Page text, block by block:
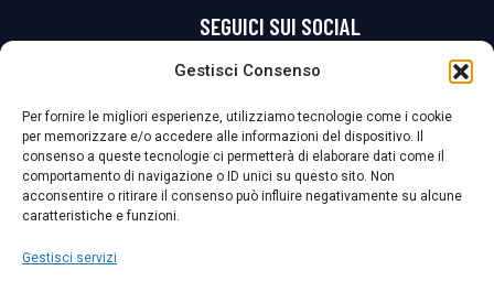
Gestisci Consenso
Per fornire le migliori esperienze, utilizziamo tecnologie come i cookie
per memorizzare e/o accedere alle informazioni del dispositivo. Il
consenso a queste tecnologie ci permetterà di elaborare dati come il
comportamento di navigazione o ID unici su questo sito. Non
acconsentire o ritirare il consenso può influire negativamente su alcune
caratteristiche e funzioni.
Gestisci servizi
SEGUICI SUI SOCIAL
La Società ha nominato il Responsabile della Protezione dei Dati Personali (DPO), figura specializzata che vigila sulle modalità adottate dalla
nostra Società per tutelare i Suoi dati personali.